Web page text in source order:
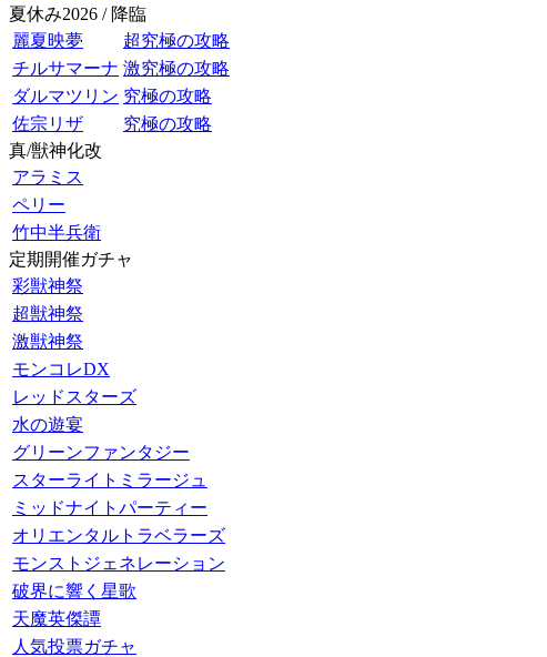
夏休み2026 / 降臨
麗夏映夢
超究極の攻略
チルサマーナ 激究極の攻略
ダルマツリン 究極の攻略
佐宗リザ
究極の攻略
真/獣神化改
アラミス
ペリー
竹中半兵衛
定期開催ガチャ
彩獣神祭
超獣神祭
激獣神祭
モンコレDX
レッドスターズ
水の遊宴
グリーンファンタジー
スターライトミラージュ
ミッドナイトパーティー
オリエンタルトラベラーズ
モンストジェネレーション
破界に響く星歌
天魔英傑譚
人気投票ガチャ